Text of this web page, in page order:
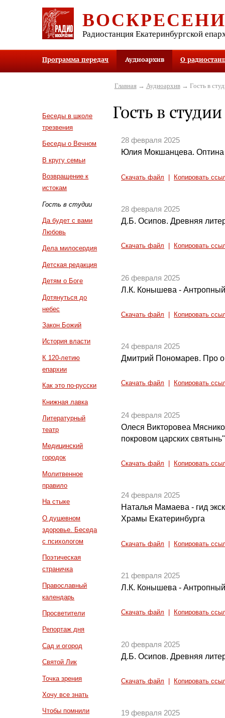
Радиостанция Екатеринбургской
Программа передач Аудиоархив О
Беседы в школе
трезвения
Беседы о Вечном
В кругу семьи
Возвращение к
истокам
Гость в студии
Да будет с вами
Любовь
Дела милосердия
Детская редакция
Детям о Боге
Дотянуться до
небес
Закон Божий
История власти
К 120-летию
епархии
Как это по-русски
Книжная лавка
Литературный
театр
Медицинский
городок
Молитвенное
правило
На стыке
О душевном
здоровье. Беседа
с психологом
Поэтическая
страничка
Православный
календарь
Просветители
Репортаж дня
Сад и огород
Святой Лик
Точка зрения
Хочу все знать
Чтобы помнили
Главная→ Аудиоархив→ Гость в
Гость в студии
28 февраля 2025
Юлия Мокшанцева. Оптина
Скачать файл Копировать
28 февраля 2025
Д.Б. Осипов. Древняя
Скачать файл Копировать
26 февраля 2025
Л.К. Конышева -
Скачать файл Копировать
24 февраля 2025
Дмитрий Пономарев. Про
Скачать файл Копировать
24 февраля 2025
Олеся Викторовеа
покровом царских святынь"
Скачать файл Копировать
24 февраля 2025
Наталья Мамаева - гид
Храмы Екатеринбурга
Скачать файл Копировать
21 февраля 2025
Л.К. Конышева -
Скачать файл Копировать
20 февраля 2025
Д.Б. Осипов. Древняя
Скачать файл Копировать
19 февраля 2025